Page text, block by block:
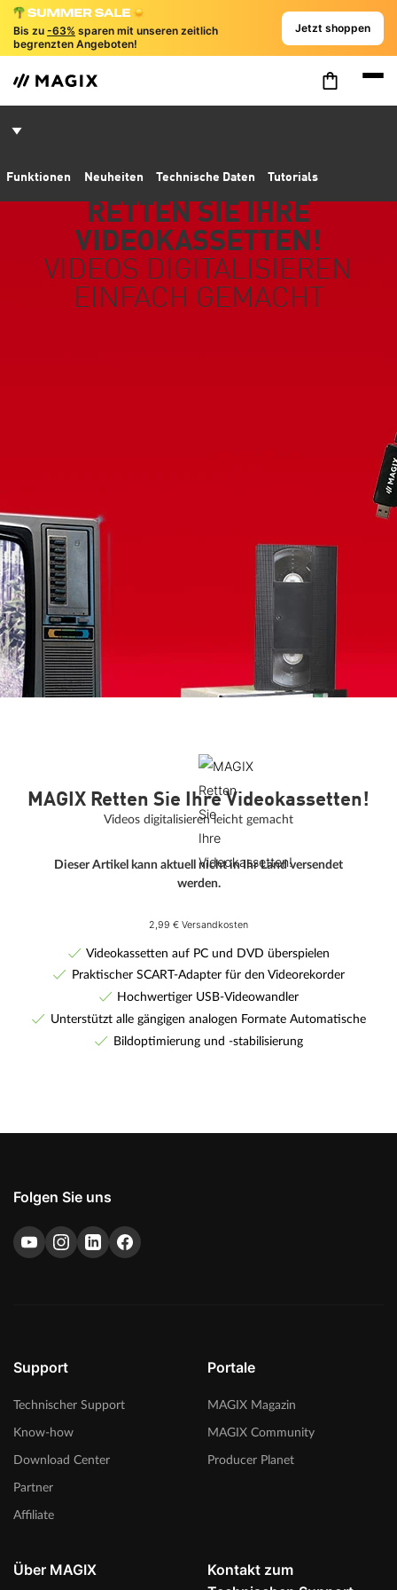
Bis zu -63% sparen mit unseren zeitlich
begrenzten Angeboten!
Jetzt shoppen
Funktionen Neuheiten Technische Daten Tutorials
RETTEN SIE IHRE
VIDEOKASSETTEN!
VIDEOS DIGITALISIEREN
EINFACH GEMACHT
MAGIX Retten Sie Ihre Videokassetten!
Videos digitalisieren leicht gemacht
Dieser Artikel kann aktuell nicht in Ihr Land versendet
werden.
2,99 € Versandkosten
Videokassetten auf PC und DVD überspielen
Praktischer SCART-Adapter für den Videorekorder
Hochwertiger USB-Videowandler
Unterstützt alle gängigen analogen Formate Automatische
Bildoptimierung und -stabilisierung
Folgen Sie uns
Support
Technischer Support
Know-how
Download Center
Partner
Affiliate
Portale
MAGIX Magazin
MAGIX Community
Producer Planet
Über MAGIX
Kontakt zum